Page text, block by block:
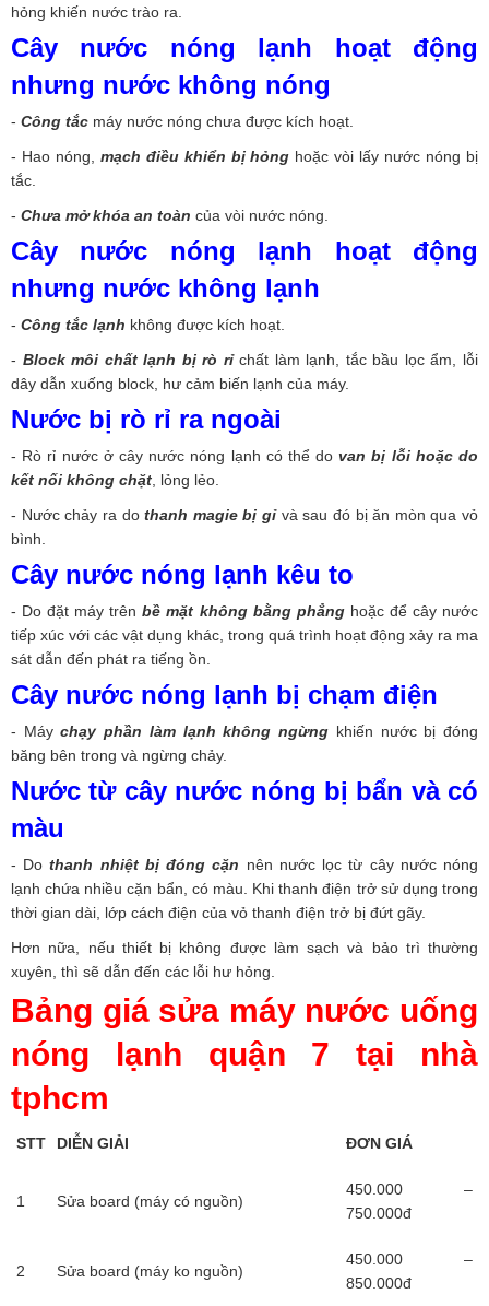
hỏng khiến nước trào ra.
Cây nước nóng lạnh hoạt động
nhưng nước không nóng
- Công tắc máy nước nóng chưa được kích hoạt.
- Hao nóng, mạch điều khiển bị hỏng hoặc vòi lấy nước nóng bị
tắc.
- Chưa mở khóa an toàn của vòi nước nóng.
Cây nước nóng lạnh hoạt động
nhưng nước không lạnh
- Công tắc lạnh không được kích hoạt.
- Block môi chất lạnh bị rò rỉchất làm lạnh, tắc bầu lọc ẩm, lỗi
dây dẫn xuống block, hư cảm biến lạnh của máy.
Nước bị rò rỉ ra ngoài
- Rò rỉ nước ở cây nước nóng lạnh có thể dovan bị lỗi hoặc do
kết nối không chặt, lỏng lẻo.
- Nước chảy ra dothanh magie bị gỉvà sau đó bị ăn mòn qua vỏ
bình.
Cây nước nóng lạnh kêu to
- Do đặt máy trênbề mặt không bằng phẳnghoặc để cây nước
tiếp xúc với các vật dụng khác, trong quá trình hoạt động xảy ra ma
sát dẫn đến phát ra tiếng ồn.
Cây nước nóng lạnh bị chạm điện
- Máychạy phần làm lạnh không ngừng khiến nước bị đóng
băng bên trong và ngừng chảy.
Nước từ cây nước nóng bị bẩn và có
màu
- Dothanh nhiệt bị đóng cặn nên nước lọc từ cây nước nóng
lạnh chứa nhiều cặn bẩn, có màu. Khi thanh điện trở sử dụng trong
thời gian dài, lớp cách điện của vỏ thanh điện trở bị đứt gãy.
Hơn nữa, nếu thiết bị không được làm sạch và bảo trì thường
xuyên, thì sẽ dẫn đến các lỗi hư hỏng.
Bảng giá sửa máy nước uống
nóng lạnh quận 7 tại nhà
tphcm
STT DIỄN GIẢI ĐƠN GIÁ
1 Sửa board (máy có nguồn)
450.000 –
750.000đ
2 Sửa board (máy ko nguồn)
450.000 –
850.000đ